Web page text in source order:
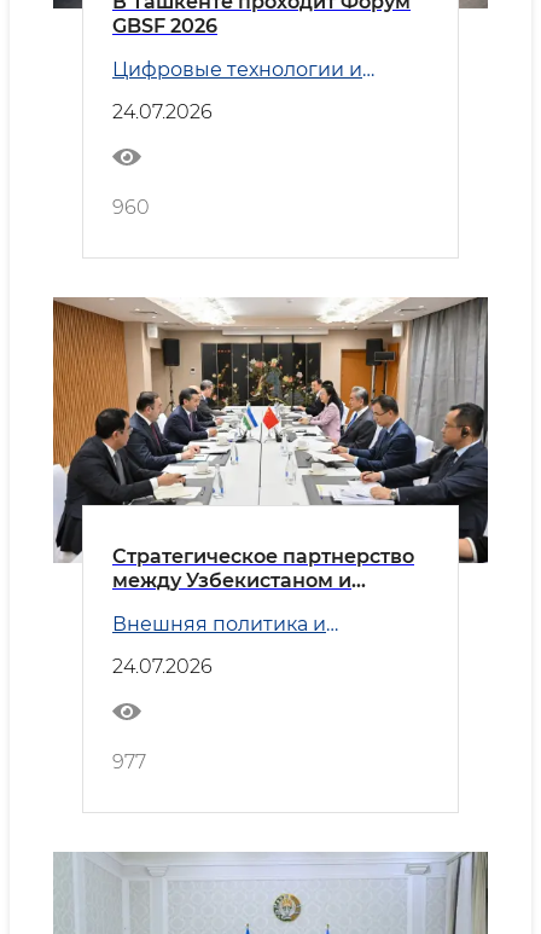
GBSF 2026
Цифровые технологии и
24.07.2026
960
Стратегическое партнерство
между Узбекистаном и
Внешняя политика и
24.07.2026
977